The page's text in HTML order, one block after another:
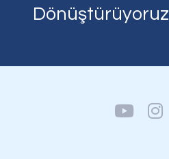
Dönüştürüyoruz